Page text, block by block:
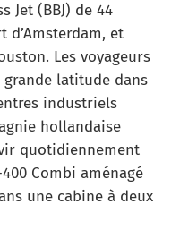
Jet (BBJ) de 44
d’Amsterdam, et
Les voyageurs
latitude dans
industriels
hollandaise
quotidiennement
Combi aménagé
une cabine à deux